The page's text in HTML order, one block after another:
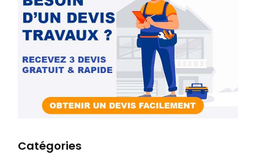
Catégories